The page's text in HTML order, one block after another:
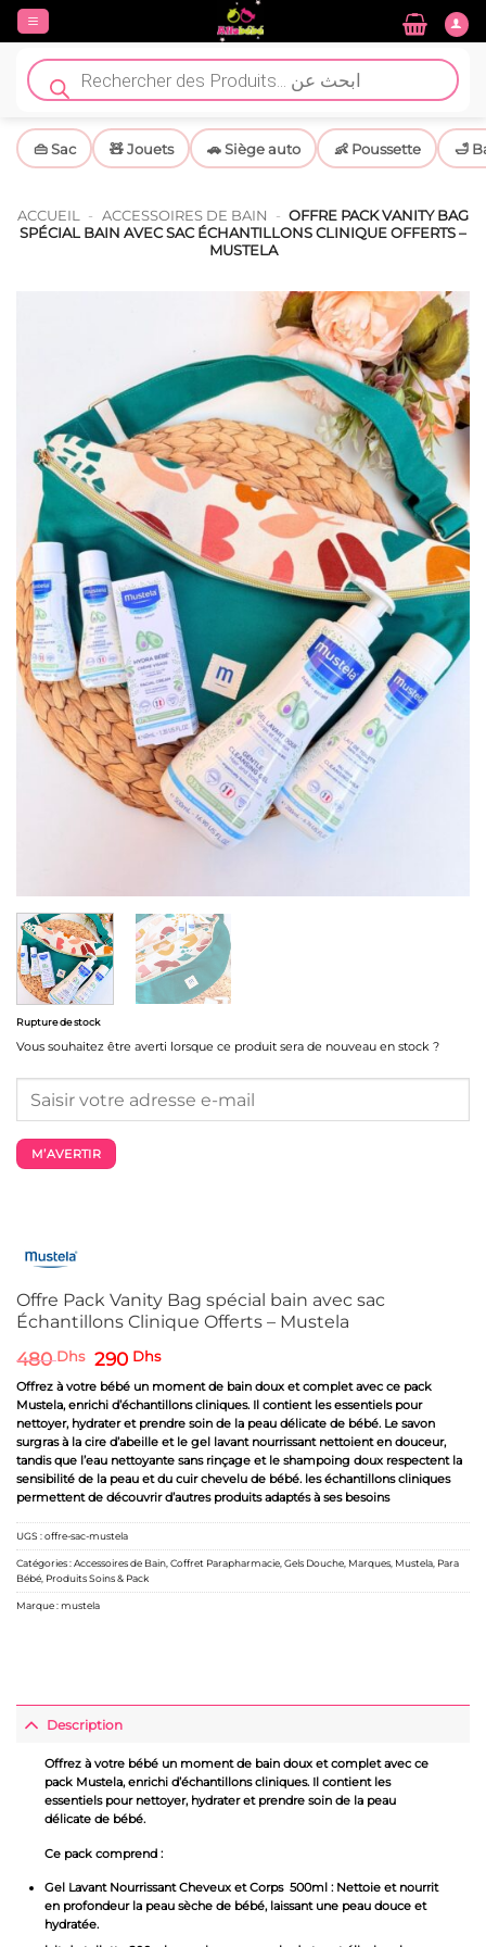
Passer
contenu
Recherche
de
produits
👜 Sac 🧸 Jouets 🚗 Siège auto 👶 Poussette 🛁
ACCUEIL - ACCESSOIRES DE BAIN - OFFRE PACK VANITY BAG
SPÉCIAL BAIN AVEC SAC ÉCHANTILLONS CLINIQUE OFFERTS –
MUSTELA
Offre Pack Vanity Bag spécial bain avec sac
Échantillons Clinique Offerts – Mustela
480Dhs Le
prix
initial
était :
480 Dhs.
290 DhsLe
actuel
est :
290 Dhs.
Offrez à votre bébé un moment de bain doux et complet avec ce pack
Mustela, enrichi d’échantillons cliniques. Il contient les essentiels pour
nettoyer, hydrater et prendre soin de la peau délicate de bébé. Le savon
surgras à la cire d’abeille et le gel lavant nourrissant nettoient en douceur,
tandis que l’eau nettoyante sans rinçage et le shampoing doux respectent la
sensibilité de la peau et du cuir chevelu de bébé. les échantillons cliniques
permettent de découvrir d’autres produits adaptés à ses besoins
Rupture de stock
Vous souhaitez être averti lorsque ce produit sera de nouveau en stock ?
M’AVERTIR
UGS :offre-sac-mustela
Catégories :Accessoires de Bain,Coffret Parapharmacie,Gels Douche, Marques, Mustela, Para
Bébé, Produits Soins & Pack
Marque :mustela
Description
Offrez à votre bébé un moment de bain doux et complet avec ce
pack Mustela, enrichi d’échantillons cliniques. Il contient les
essentiels pour nettoyer, hydrater et prendre soin de la peau
délicate de bébé.
Ce pack comprend :
Gel Lavant Nourrissant Cheveux et Corps 500ml : Nettoie et nourrit
en profondeur la peau sèche de bébé, laissant une peau douce et
hydratée.